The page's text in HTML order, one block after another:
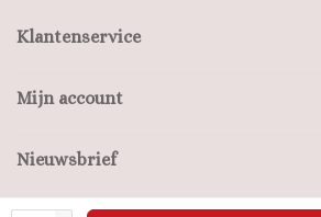
Klantenservice
Mijn account
Nieuwsbrief